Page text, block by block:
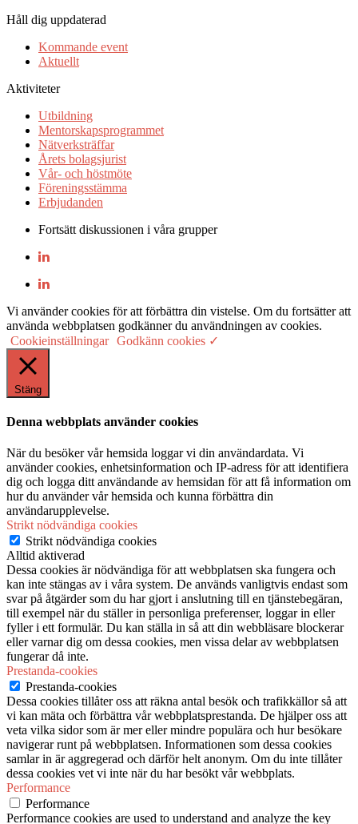
Håll dig uppdaterad
Kommande event
Aktuellt
Aktiviteter
Utbildning
Mentorskapsprogrammet
Nätverksträffar
Årets bolagsjurist
Vår- och höstmöte
Föreningsstämma
Erbjudanden
Fortsätt diskussionen i våra grupper
Vi använder cookies för att förbättra din vistelse. Om du fortsätter att
använda webbplatsen godkänner du användningen av cookies.
Cookieinställningar Godkänn cookies ✓
Stäng
Denna webbplats använder cookies
När du besöker vår hemsida loggar vi din användardata. Vi
använder cookies, enhetsinformation och IP-adress för att identifiera
dig och logga ditt användande av hemsidan för att få information om
hur du använder vår hemsida och kunna förbättra din
användarupplevelse.
Strikt nödvändiga cookies
Strikt nödvändiga cookies
Alltid aktiverad
Dessa cookies är nödvändiga för att webbplatsen ska fungera och
kan inte stängas av i våra system. De används vanligtvis endast som
svar på åtgärder som du har gjort i anslutning till en tjänstebegäran,
till exempel när du ställer in personliga preferenser, loggar in eller
fyller i ett formulär. Du kan ställa in så att din webbläsare blockerar
eller varnar dig om dessa cookies, men vissa delar av webbplatsen
fungerar då inte.
Prestanda-cookies
Prestanda-cookies
Dessa cookies tillåter oss att räkna antal besök och trafikkällor så att
vi kan mäta och förbättra vår webbplatsprestanda. De hjälper oss att
veta vilka sidor som är mer eller mindre populära och hur besökare
navigerar runt på webbplatsen. Informationen som dessa cookies
samlar in är aggregerad och därför helt anonym. Om du inte tillåter
dessa cookies vet vi inte när du har besökt vår webbplats.
Performance
Performance
Performance cookies are used to understand and analyze the key